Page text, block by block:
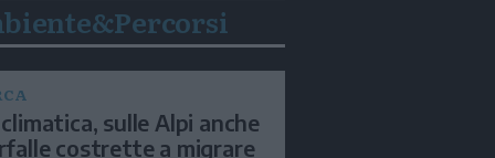
sulle Alpi anche
costrette a migrare